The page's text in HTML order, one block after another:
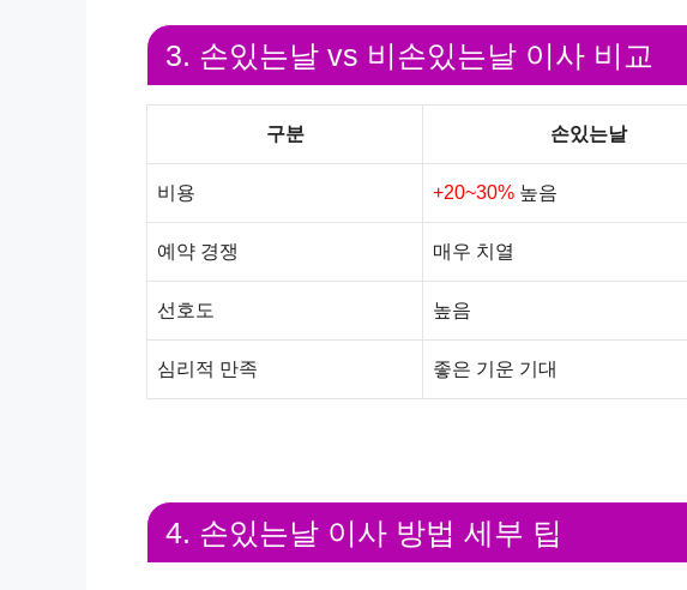
3. 손있는날 vs 비손있는날 이사 비교
구분 손있는날
비용 +20~30% 높음
예약 경쟁 매우 치열
선호도 높음
심리적 만족 좋은 기운 기대
4. 손있는날 이사 방법 세부 팁